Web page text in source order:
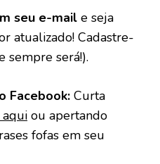
seu e-mail e seja
atualizado! Cadastre-
sempre será!).
Facebook: Curta
aqui ou apertando
fofas em seu